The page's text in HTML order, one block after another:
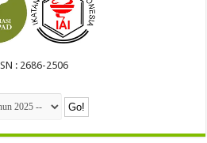
: 2686-2506